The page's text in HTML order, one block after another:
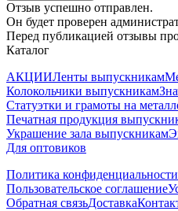
Отзыв успешно отправлен.
Он будет проверен
Перед публикацией отзывы
Каталог
АКЦИИЛенты выпускникам
Колокольчики выпускникам
Статуэтки и грамоты на
Печатная продукция
Украшение зала выпускникам
Для оптовиков
Политика
Пользовательское соглашение
Обратная связьДоставка